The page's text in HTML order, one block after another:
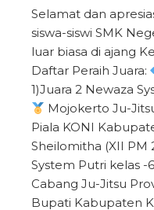
Selamat dan
siswa-siswi SMK
luar biasa di ajang
Daftar Peraih Juara:
1)Juara 2 Newaza
Mojokerto Ju-
Piala KONI
Sheilomitha (XII PM
System Putri kelas -
Cabang Ju-Jitsu
Bupati Kabupaten